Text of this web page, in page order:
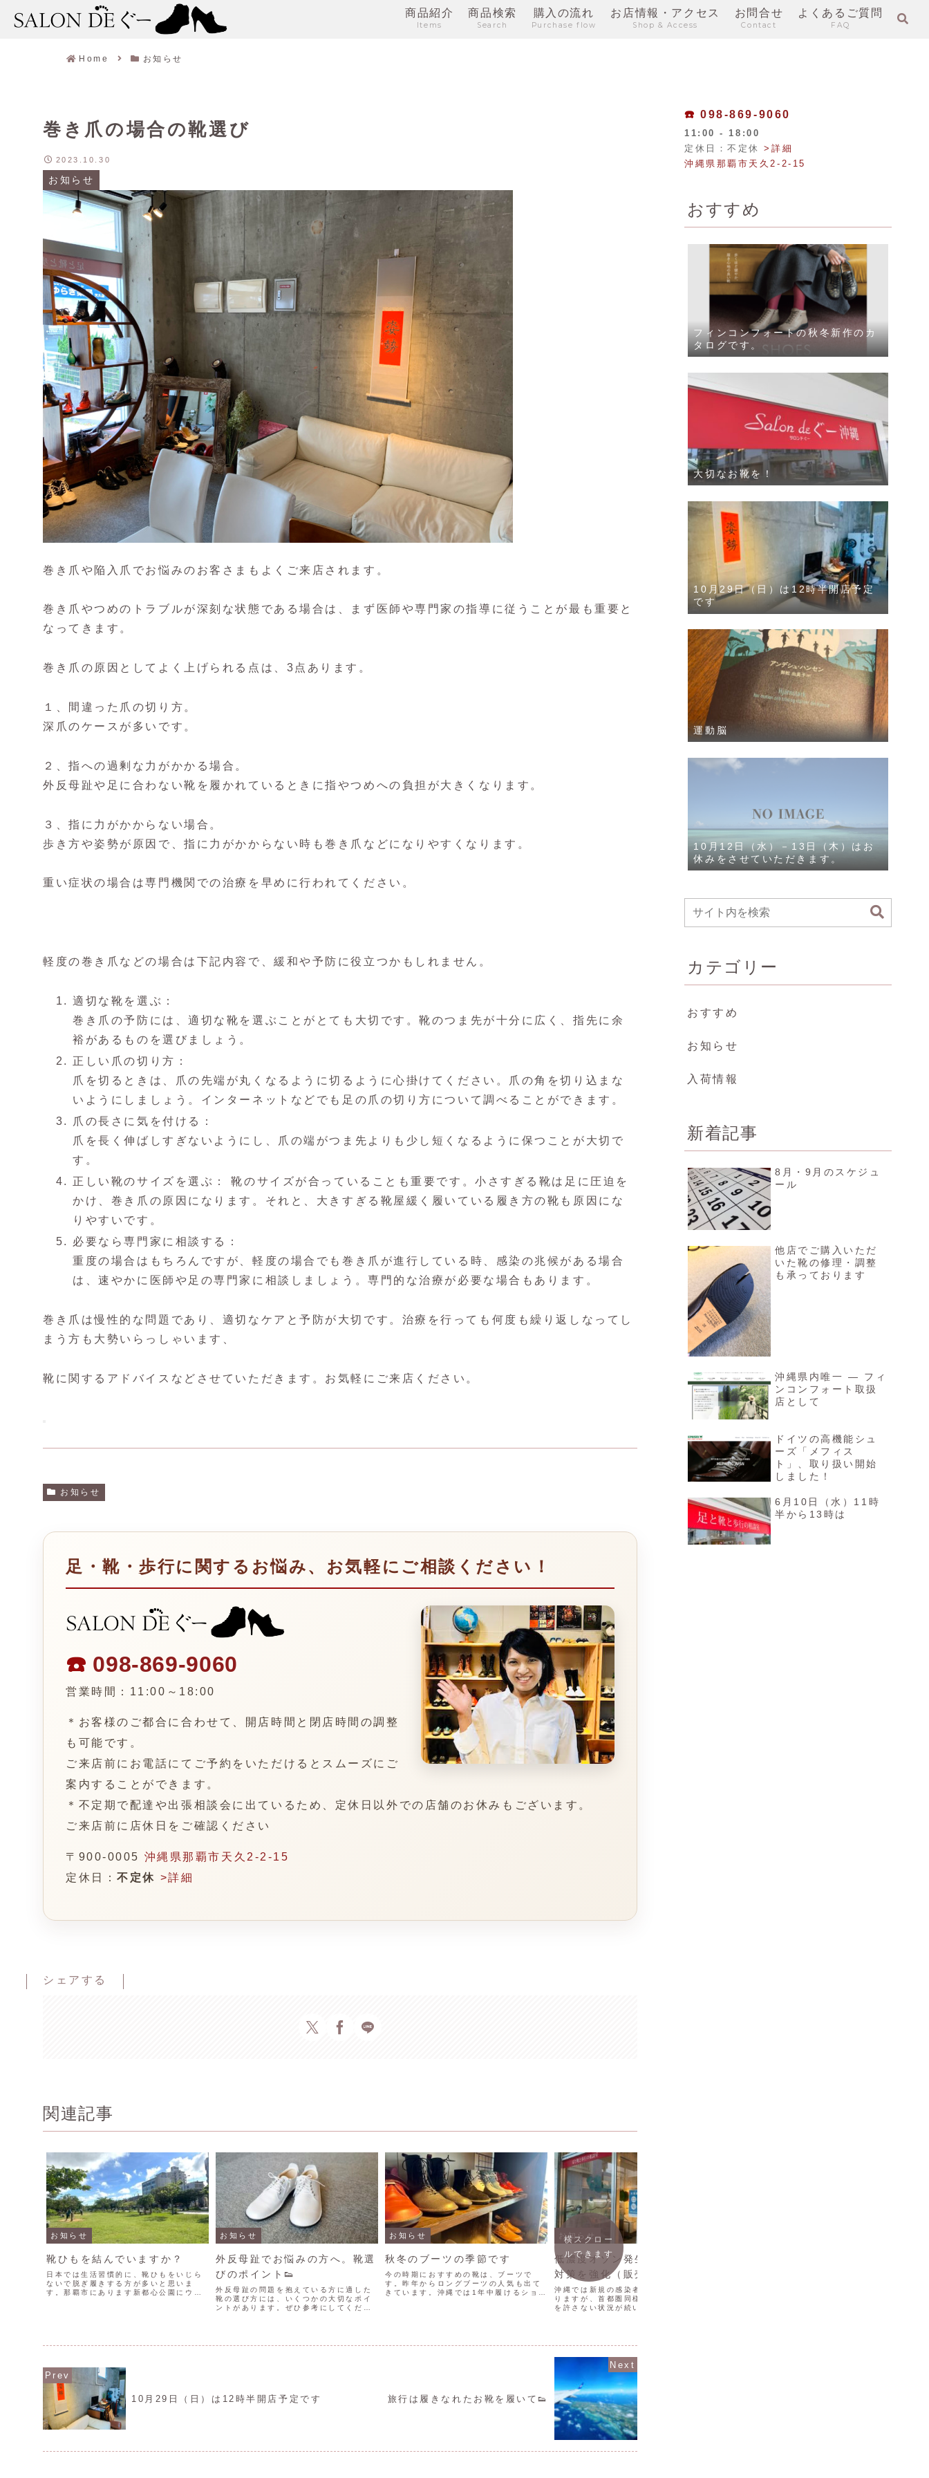
商品紹介
Items
商品検索
Search
購入の流れ
Purchase flow
お店情報・アクセス
Shop & Access
お問合せ
Contact
よくあるご質問
FAQ
Home お知らせ
巻き爪の場合の靴選び
お知らせ
2023.10.30
巻き爪や陥入爪でお悩みのお客さまもよくご来店されます。
巻き爪やつめのトラブルが深刻な状態である場合は、まず医師や専門家の指導に従うことが最も重要と
なってきます。
巻き爪の原因としてよく上げられる点は、3点あります。
１、間違った爪の切り方。
深爪のケースが多いです。
２、指への過剰な力がかかる場合。
外反母趾や足に合わない靴を履かれているときに指やつめへの負担が大きくなります。
３、指に力がかからない場合。
歩き方や姿勢が原因で、指に力がかからない時も巻き爪などになりやすくなります。
重い症状の場合は専門機関での治療を早めに行われてください。
軽度の巻き爪などの場合は下記内容で、緩和や予防に役立つかもしれません。
適切な靴を選ぶ：
巻き爪の予防には、適切な靴を選ぶことがとても大切です。靴のつま先が十分に広く、指先に余
裕があるものを選びましょう。
正しい爪の切り方：
爪を切るときは、爪の先端が丸くなるように切るように心掛けてください。爪の角を切り込まな
いようにしましょう。インターネットなどでも足の爪の切り方について調べることができます。
爪の長さに気を付ける：
爪を長く伸ばしすぎないようにし、爪の端がつま先よりも少し短くなるように保つことが大切で
す。
正しい靴のサイズを選ぶ： 靴のサイズが合っていることも重要です。小さすぎる靴は足に圧迫を
かけ、巻き爪の原因になります。それと、大きすぎる靴屋緩く履いている履き方の靴も原因にな
りやすいです。
必要なら専門家に相談する：
重度の場合はもちろんですが、軽度の場合でも巻き爪が進行している時、感染の兆候がある場合
は、速やかに医師や足の専門家に相談しましょう。専門的な治療が必要な場合もあります。
巻き爪は慢性的な問題であり、適切なケアと予防が大切です。治療を行っても何度も繰り返しなってし
まう方も大勢いらっしゃいます、
靴に関するアドバイスなどさせていただきます。お気軽にご来店ください。
お知らせ
足・靴・歩行に関するお悩み、お気軽にご相談ください！
☎️ 098-869-9060
営業時間：11:00～18:00
＊お客様のご都合に合わせて、開店時間と閉店時間の調整
も可能です。
ご来店前にお電話にてご予約をいただけるとスムーズにご
案内することができます。
＊不定期で配達や出張相談会に出ているため、定休日以外での店舗のお休みもございます。
ご来店前に店休日をご確認ください
〒900-0005 沖縄県那覇市天久2-2-15
定休日：不定休 >詳細
シェアする
関連記事
お知らせ
靴ひもを結んでいますか？
日本では生活習慣的に、靴ひもをいじら
ないで脱ぎ履きする方が多いと思いま
す。那覇市にあります新都心公園にウォ
お知らせ
外反母趾でお悩みの方へ。靴選
びのポイント👟
外反母趾の問題を抱えている方に適した
靴の選び方には、いくつかの大切なポイ
ントがあります。ぜひ参考にしてくださ
先のスペース 広いつ...
お知らせ
秋冬のブーツの季節です
今の時期におすすめの靴は、ブーツで
す。昨年からロングブーツの人気も出て
きています。沖縄では1年中履けるショー
お知らせ
低濃度オゾン発生器で感染防止
対策を強化（販売もスタート）
沖縄では新規の感染者数が減少傾向にあ
りますが、首都圏同様に、まだまだ予断
を許さない状況が続いています。サロ
たしました↓8月26日...
横スクロー
ルできます
10月29日（日）は12時半開店予定です 旅行は履きなれたお靴を履いて👟
☎️098-869-9060
11:00 - 18:00
定休日：不定休>詳細
沖縄県那覇市天久2-2-15
おすすめ
フィンコンフォートの秋冬新作のカ
タログです。
大切なお靴を！
10月29日（日）は12時半開店予定
です
運動脳
10月12日（水）－13日（木）はお
休みをさせていただきます。
カテゴリー
おすすめ
お知らせ
入荷情報
新着記事
8月・9月のスケジュ
ール
他店でご購入いただ
いた靴の修理・調整
も承っております
沖縄県内唯一 ― フィ
ンコンフォート取扱
店として
ドイツの高機能シュ
ーズ「メフィス
ト」、取り扱い開始
しました！
6月10日（水）11時
半から13時は